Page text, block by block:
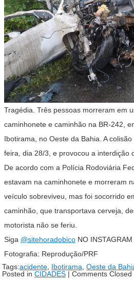
Tragédia. Três pessoas morreram em
caminhonete e caminhão na BR-242,
Ibotirama, no Oeste da Bahia. A
feira, dia 28/3, e provocou a interdição
De acordo com a Polícia Rodoviária
estavam na caminhonete e morreram
veículo sobreviveu, mas foi socorrido
caminhão, que transportava cerveja,
motorista não se feriu.
Siga @sitehoradobico NO INSTAGRAM
Fotografia: Reprodução/PRF
Tags:acidente Ibotirama Oeste da
Posted in CIDADES | Comments Closed